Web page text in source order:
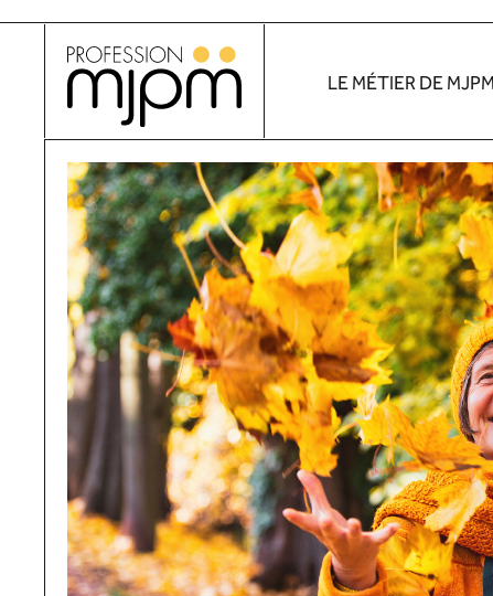
Aller
contenu
LE MÉTIER DE MJPM